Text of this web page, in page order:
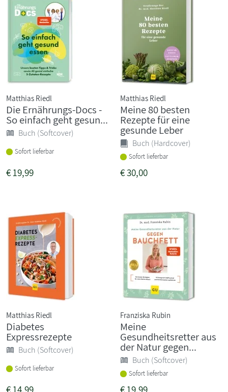
Matthias Riedl
Die Ernährungs-Docs -
So einfach geht gesun...
Buch (Softcover)
Sofort lieferbar
€19,99
Matthias Riedl
Meine 80 besten
Rezepte für eine
gesunde Leber
Buch (Hardcover)
Sofort lieferbar
€30,00
Matthias Riedl
Diabetes
Expressrezepte
Buch (Softcover)
Sofort lieferbar
€14,99
Franziska Rubin
Meine
Gesundheitsretter aus
der Natur gegen...
Buch (Softcover)
Sofort lieferbar
€19,99